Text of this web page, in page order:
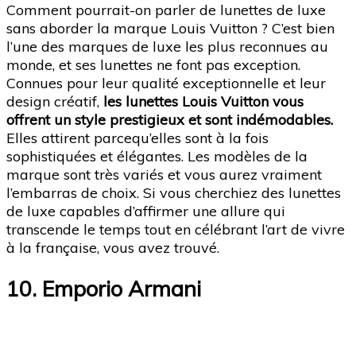
Comment pourrait-on parler de lunettes de luxe
sans aborder la marque Louis Vuitton ? C’est bien
l’une des marques de luxe les plus reconnues au
monde, et ses lunettes ne font pas exception.
Connues pour leur qualité exceptionnelle et leur
design créatif, les lunettes Louis Vuitton vous
offrent un style prestigieux et sont indémodables.
Elles attirent parcequ’elles sont à la fois
sophistiquées et élégantes. Les modèles de la
marque sont très variés et vous aurez vraiment
l’embarras de choix. Si vous cherchiez des lunettes
de luxe capables d’affirmer une allure qui
transcende le temps tout en célébrant l’art de vivre
à la française, vous avez trouvé.
10. Emporio Armani